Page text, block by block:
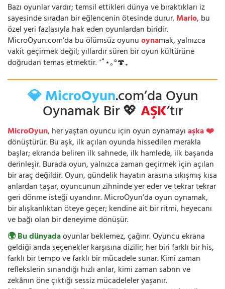
Bazı oyunlar vardır; temsil ettikleri dünya ve bıraktıkları iz
sayesinde sıradan bir eğlencenin ötesinde durur.Mario, bu
özel yeri fazlasıyla hak eden oyunlardan biridir.
MicroOyun.com’da bu ölümsüz oyunuoynamak, yalnızca
vakit geçirmek değil; yıllardır süren bir oyun kültürüne
doğrudan temas etmektir. ⁺˚⋆｡°🍄₊
💎 MicroOyun.com’da Oyun
Oynamak Bir 💖AŞK’tır
MicroOyun, her yaştan oyuncu için oyun oynamayıaşka ❤️
dönüştürür. Bu aşk, ilk açılan oyunda hissedilen merakla
başlar; ekranda beliren ilk sahnede, ilk hamlede, ilk başarıda
derinleşir. Burada oyun, yalnızca zaman geçirmek için açılan
bir araç değildir. Oyun, gündelik hayatın arasına sıkışmış kısa
anlardan taşar, oyuncunun zihninde yer eder ve tekrar tekrar
geri dönme isteği uyandırır. MicroOyun’da oyun oynamak,
bir alışkanlıktan öteye geçer; kendine ait bir ritmi, heyecanı
ve bağı olan bir deneyime dönüşür.
🌍 Bu dünyadaoyunlar beklemez, çağırır. Oyuncu ekrana
geldiği anda seçenekler karşısına dizilir; her biri farklı bir his,
farklı bir tempo ve farklı bir mücadele sunar. Kimi zaman
reflekslerin sınandığı hızlı anlar, kimi zaman sabrın ve
zekânın öne çıktığı sessiz mücadeleler yaşanır.